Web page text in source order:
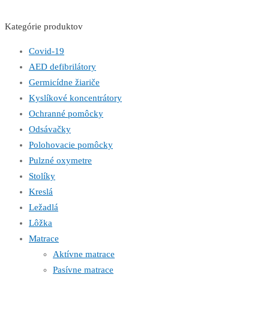
Kategórie produktov
Covid-19
AED defibrilátory
Germicídne žiariče
Kyslíkové koncentrátory
Ochranné pomôcky
Odsávačky
Polohovacie pomôcky
Pulzné oxymetre
Stolíky
Kreslá
Ležadlá
Lôžka
Matrace
Aktívne matrace
Pasívne matrace